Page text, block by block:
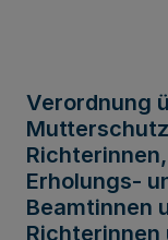
Verordnung
Erholungs-
Beamtinnen
Richterinnen